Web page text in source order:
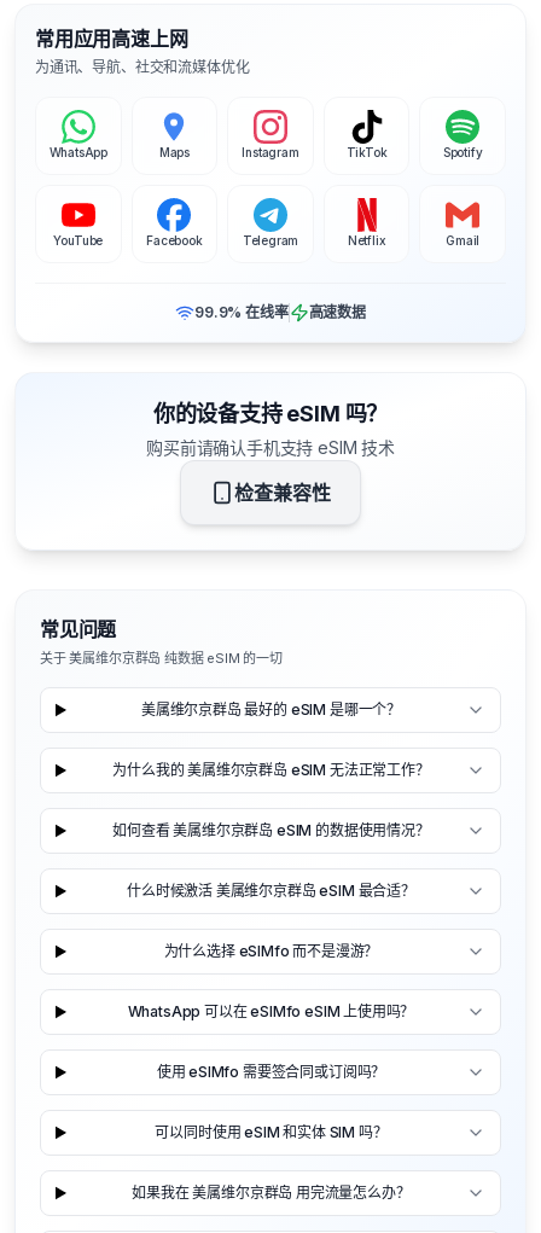
常用应用高速上网
为通讯、导航、社交和流媒体优化
WhatsApp Maps Instagram TikTok Spotify
YouTube Facebook Telegram Netflix Gmail
99.9% 在线率 高速数据
你的设备支持 eSIM 吗？
购买前请确认手机支持 eSIM 技术
检查兼容性
常见问题
关于 美属维尔京群岛 纯数据 eSIM 的一切
美属维尔京群岛 最好的 eSIM 是哪一个？
为什么我的 美属维尔京群岛 eSIM 无法正常工作？
如何查看 美属维尔京群岛 eSIM 的数据使用情况？
什么时候激活 美属维尔京群岛 eSIM 最合适？
为什么选择 eSIMfo 而不是漫游？
WhatsApp 可以在 eSIMfo eSIM 上使用吗？
使用 eSIMfo 需要签合同或订阅吗？
可以同时使用 eSIM 和实体 SIM 吗？
如果我在 美属维尔京群岛 用完流量怎么办？